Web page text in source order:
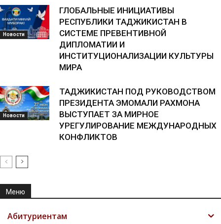
Новости
ГЛОБАЛЬНЫЕ ИНИЦИАТИВЫ
РЕСПУБЛИКИ ТАДЖИКИСТАН В
СИСТЕМЕ ПРЕВЕНТИВНОЙ
ДИПЛОМАТИИ И
ИНСТИТУЦИОНАЛИЗАЦИИ КУЛЬТУРЫ
МИРА
Новости
ТАДЖИКИСТАН ПОД РУКОВОДСТВОМ
ПРЕЗИДЕНТА ЭМОМАЛИ РАХМОНА
ВЫСТУПАЕТ ЗА МИРНОЕ
УРЕГУЛИРОВАНИЕ МЕЖДУНАРОДНЫХ
КОНФЛИКТОВ
Меню
Абитуриентам